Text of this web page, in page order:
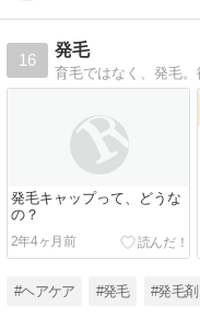
16
発毛
発毛キャップって、どうな
の？
2年4ヶ月前
#ヘアケア #発毛 #発毛剤